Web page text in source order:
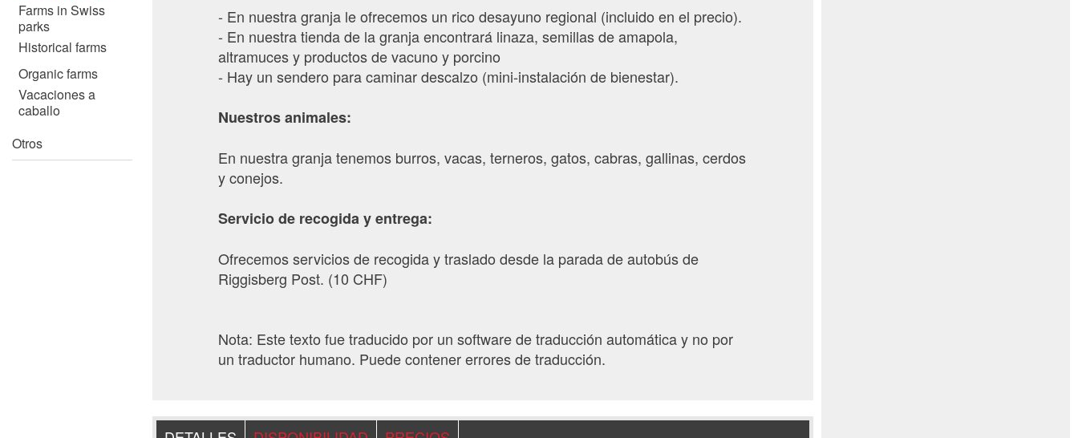
Farms in Swiss
parks
Historical farms
Organic farms
Vacaciones a
caballo
Otros
- En nuestra granja le ofrecemos un rico desayuno regional (incluido en el precio).
- En nuestra tienda de la granja encontrará linaza, semillas de amapola,
altramuces y productos de vacuno y porcino
- Hay un sendero para caminar descalzo (mini-instalación de bienestar).
Nuestros animales:
En nuestra granja tenemos burros, vacas, terneros, gatos, cabras, gallinas, cerdos
y conejos.
Servicio de recogida y entrega:
Ofrecemos servicios de recogida y traslado desde la parada de autobús de
Riggisberg Post. (10 CHF)
Nota: Este texto fue traducido por un software de traducción automática y no por
un traductor humano. Puede contener errores de traducción.